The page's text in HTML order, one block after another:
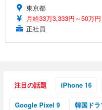
東京都
月給33万3,333円～50万円
正社員
注目の話題 iPhone 16
Google Pixel 9 韓国ド